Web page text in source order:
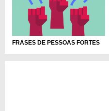
FRASES DE PESSOAS FORTES